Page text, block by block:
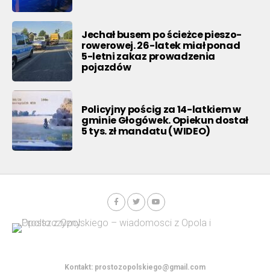
Jechał busem po ścieżce pieszo-
rowerowej. 26-latek miał ponad
5-letni zakaz prowadzenia
pojazdów
Policyjny pościg za 14-latkiem w
gminie Głogówek. Opiekun dostał
5 tys. zł mandatu (WIDEO)
Kontakt: prostozopolskiego@gmail.com